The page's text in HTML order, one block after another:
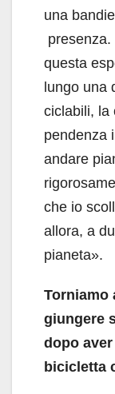
una
questa
lungo una
ciclabili, la
pendenza
andare
che io
allora, a
pianeta».
Torniamo
giungere
dopo
bicicletta